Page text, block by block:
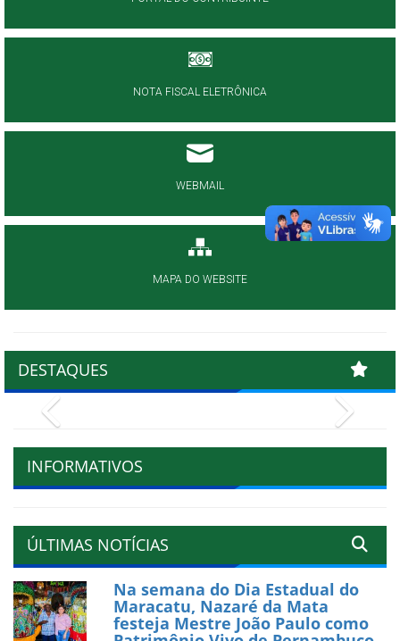
NOTA FISCAL ELETRÔNICA
WEBMAIL
MAPA DO WEBSITE
DESTAQUES
INFORMATIVOS
ÚLTIMAS NOTÍCIAS
Na semana do Dia Estadual do
Maracatu, Nazaré da Mata
festeja Mestre João Paulo como